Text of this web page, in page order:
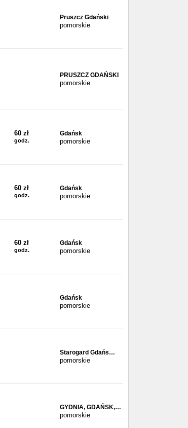
Pruszcz Gdański
pomorskie
PRUSZCZ GDAŃSKI
pomorskie
60 zł
godz.
Gdańsk
pomorskie
60 zł
godz.
Gdańsk
pomorskie
60 zł
godz.
Gdańsk
pomorskie
Gdańsk
pomorskie
Starogard Gdańs…
pomorskie
GYDNIA, GDAŃSK,…
pomorskie